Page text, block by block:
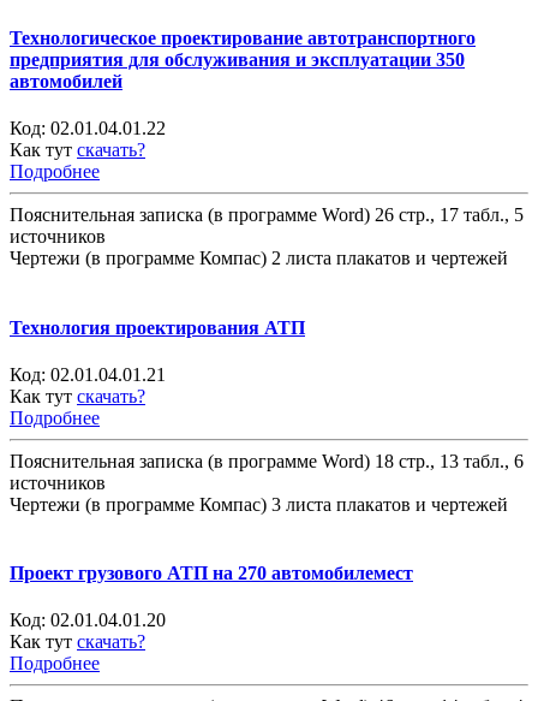
Технологическое проектирование автотранспортного
предприятия для обслуживания и эксплуатации 350
автомобилей
Код: 02.01.04.01.22
Как тут скачать?
Подробнее
Пояснительная записка (в программе Word) 26 стр., 17 табл., 5
источников
Чертежи (в программе Компас) 2 листа плакатов и чертежей
Технология проектирования АТП
Код: 02.01.04.01.21
Как тут скачать?
Подробнее
Пояснительная записка (в программе Word) 18 стр., 13 табл., 6
источников
Чертежи (в программе Компас) 3 листа плакатов и чертежей
Проект грузового АТП на 270 автомобилемест
Код: 02.01.04.01.20
Как тут скачать?
Подробнее